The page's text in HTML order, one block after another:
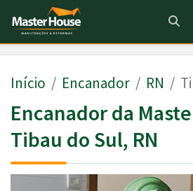
Início Encanador RN
Encanador da
Tibau do Sul, RN